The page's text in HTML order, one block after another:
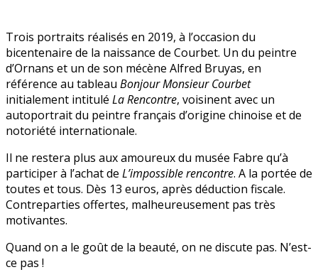
Trois portraits réalisés en 2019, à l’occasion du
bicentenaire de la naissance de Courbet. Un du peintre
d’Ornans et un de son mécène Alfred Bruyas, en
référence au tableau Bonjour Monsieur Courbet
initialement intitulé La Rencontre, voisinent avec un
autoportrait du peintre français d’origine chinoise et de
notoriété internationale.
Il ne restera plus aux amoureux du musée Fabre qu’à
participer à l’achat de L’impossible rencontre. A la portée de
toutes et tous. Dès 13 euros, après déduction fiscale.
Contreparties offertes, malheureusement pas très
motivantes.
Quand on a le goût de la beauté, on ne discute pas. N’est-
ce pas !